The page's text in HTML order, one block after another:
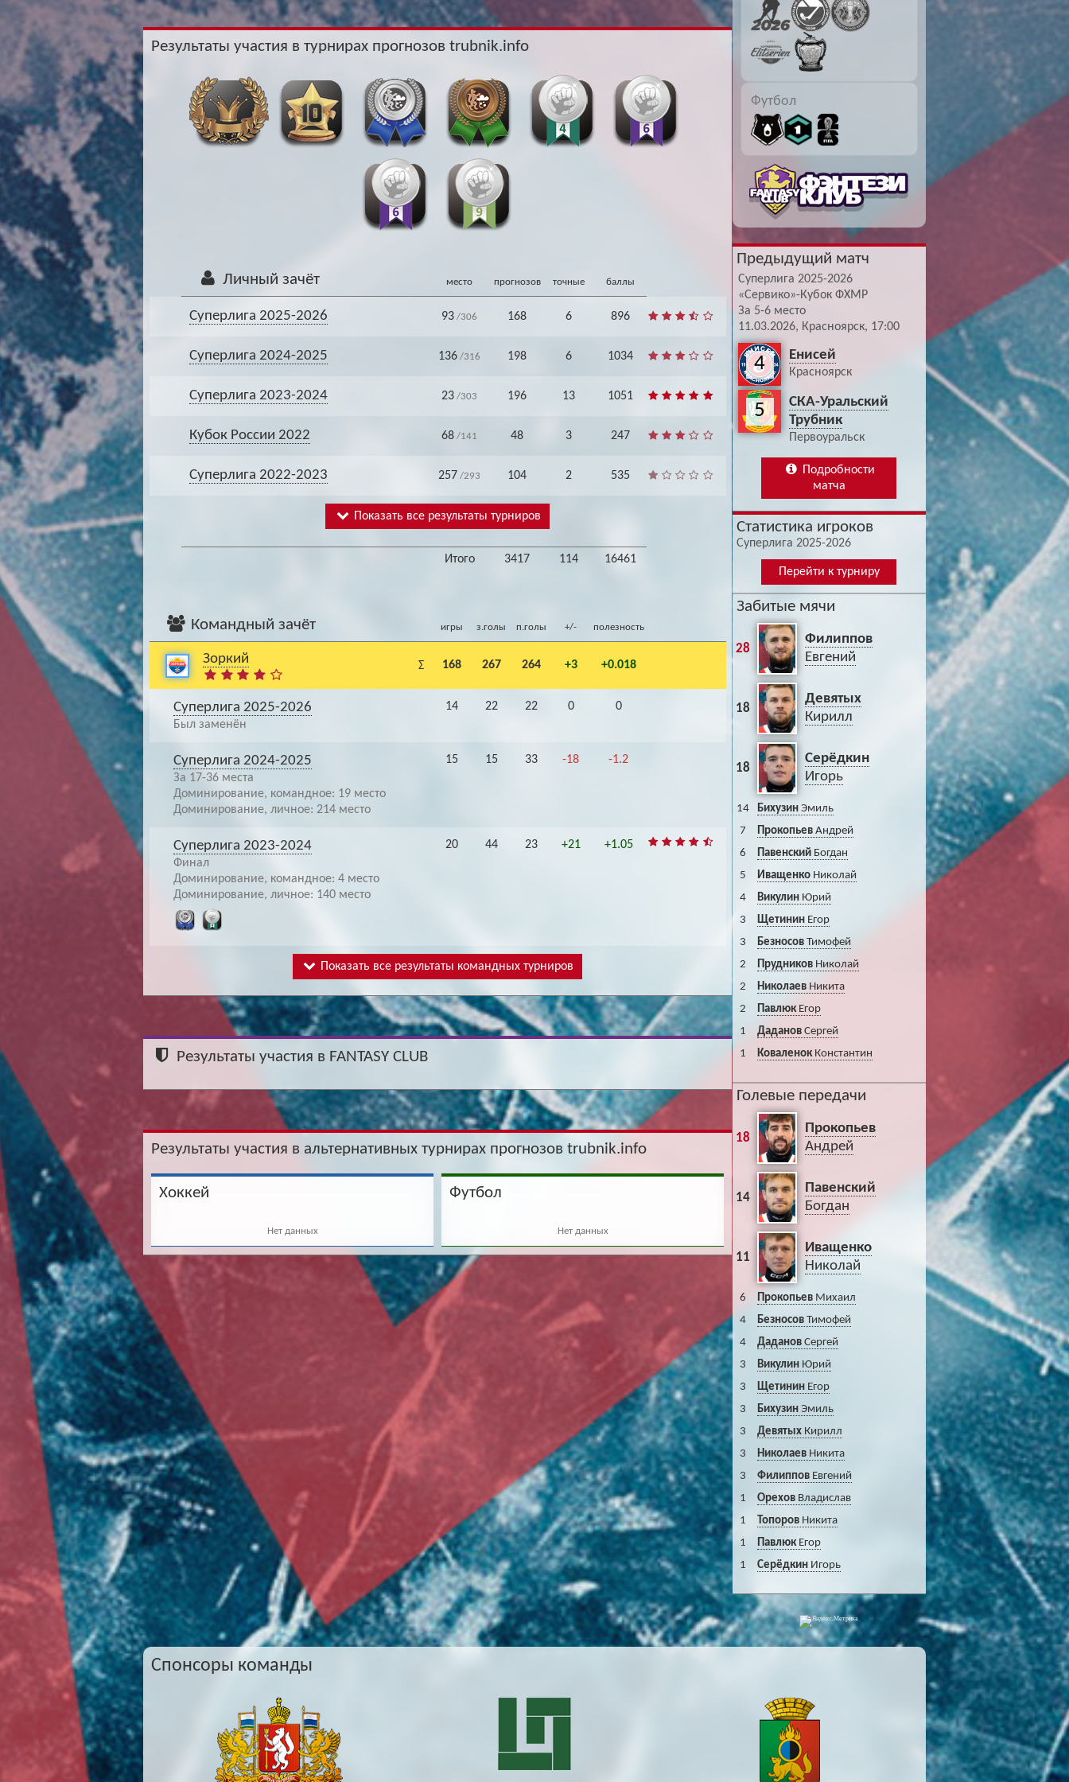
Футбол — ЛЧ
Хоккей — КХЛ
Буч: блог болельщика
Hound: блог болельщика
Результаты участия в турнирах прогнозов trubnik.info
Личный зачёт место прогнозов точные баллы
Суперлига 2025-2026 93 /306 168 6 896
Суперлига 2024-2025 136 /316 198 6 1034
Суперлига 2023-2024 23 /303 196 13 1051
Кубок России 2022 68 /141 48 3 247
Суперлига 2022-2023 257 /293 104 2 535
Показать все результаты турниров
Итого 3417 114 16461
Командный зачёт игры з.голы п.голы +/- полезность
Зоркий Σ 168 267 264 +3 +0.018
Суперлига 2025-2026
Был заменён
14 22 22 0 0
Суперлига 2024-2025
За 17-36 места
Доминирование, командное: 19 место
Доминирование, личное: 214 место
15 15 33 -18 -1.2
Суперлига 2023-2024
Финал
Доминирование, командное: 4 место
Доминирование, личное: 140 место
20 44 23 +21 +1.05
Показать все результаты командных турниров
Результаты участия в FANTASY CLUB
Результаты участия в альтернативных турнирах прогнозов trubnik.info
Хоккей
Нет данных
Футбол
Нет данных
Футбол
Предыдущий матч
Суперлига 2025-2026
«Сервико»-Кубок ФХМР
За 5-6 место
11.03.2026, Красноярск, 17:00
4 Енисей
Красноярск
5
СКА-Уральский
Трубник
Первоуральск
Подробности
матча
Статистика игроков
Суперлига 2025-2026
Перейти к турниру
Забитые мячи
28
Филиппов
Евгений
18
Девятых
Кирилл
18
Серёдкин
Игорь
14 БихузинЭмиль
7
ПрокопьевАндрей
6
ПавенскийБогдан
5
ИващенкоНиколай
4
ВикулинЮрий
3
ЩетининЕгор
3
БезносовТимофей
2
ПрудниковНиколай
2
НиколаевНикита
2
ПавлюкЕгор
1
ДадановСергей
1
КоваленокКонстантин
Голевые передачи
18
Прокопьев
Андрей
14
Павенский
Богдан
11
Иващенко
Николай
6 ПрокопьевМихаил
4
БезносовТимофей
4
ДадановСергей
3
ВикулинЮрий
3
ЩетининЕгор
3
БихузинЭмиль
3
ДевятыхКирилл
3
НиколаевНикита
3
ФилипповЕвгений
1
ОреховВладислав
1
ТопоровНикита
1
ПавлюкЕгор
1
СерёдкинИгорь
Спонсоры команды